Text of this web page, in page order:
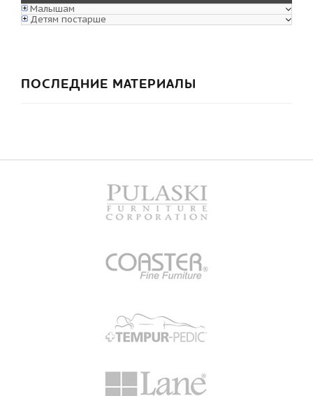
Малышам
Детям постарше
ПОСЛЕДНИЕ МАТЕРИАЛЫ